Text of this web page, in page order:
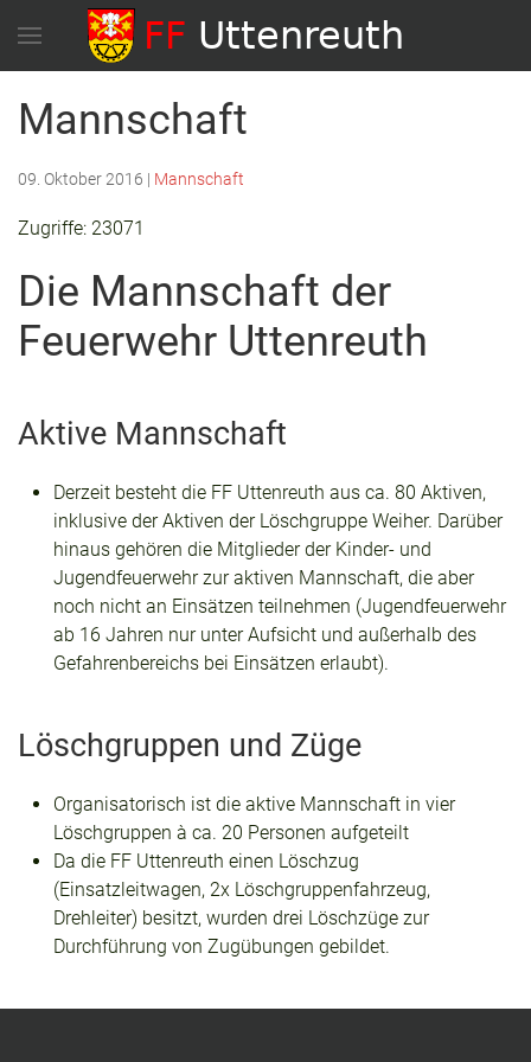
Mannschaft
09. Oktober 2016 | Mannschaft
Zugriffe: 23071
Die Mannschaft der
Feuerwehr Uttenreuth
Aktive Mannschaft
Derzeit besteht die FF Uttenreuth aus ca. 80 Aktiven,
inklusive der Aktiven der Löschgruppe Weiher. Darüber
hinaus gehören die Mitglieder der Kinder- und
Jugendfeuerwehr zur aktiven Mannschaft, die aber
noch nicht an Einsätzen teilnehmen (Jugendfeuerwehr
ab 16 Jahren nur unter Aufsicht und außerhalb des
Gefahrenbereichs bei Einsätzen erlaubt).
Löschgruppen und Züge
Organisatorisch ist die aktive Mannschaft in vier
Löschgruppen à ca. 20 Personen aufgeteilt
Da die FF Uttenreuth einen Löschzug
(Einsatzleitwagen, 2x Löschgruppenfahrzeug,
Drehleiter) besitzt, wurden drei Löschzüge zur
Durchführung von Zugübungen gebildet.